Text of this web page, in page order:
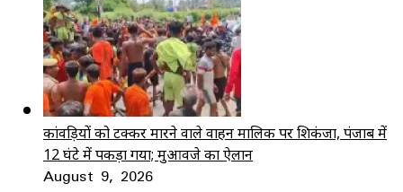
कांवड़ियों को टक्कर मारने वाले वाहन मालिक पर शिकंजा, पंजाब में
12 घंटे में पकड़ा गया; मुआवजे का ऐलान
August 9, 2026